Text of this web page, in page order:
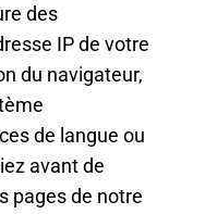
des
IP de votre
du navigateur,
de langue ou
avant de
pages de notre